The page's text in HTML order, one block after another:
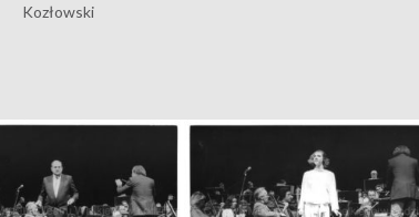
Kozłowski